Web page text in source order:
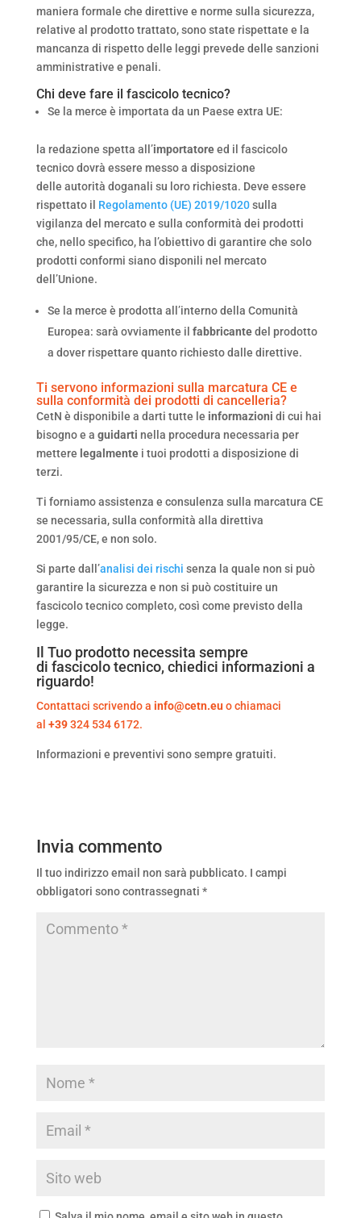
maniera formale che direttive e norme sulla sicurezza,
relative al prodotto trattato, sono state rispettate e la
mancanza di rispetto delle leggi prevede delle sanzioni
amministrative e penali.
Chi deve fare il fascicolo tecnico?
Se la merce è importata da un Paese extra UE:
la redazione spetta all’importatoreed il fascicolo
tecnico dovrà essere messo a disposizione
delle autorità doganali su loro richiesta. Deve essere
rispettato il Regolamento (UE) 2019/1020sulla
vigilanza del mercato e sulla conformità dei prodotti
che, nello specifico, ha l’obiettivo di garantire che solo
prodotti conformi siano disponili nel mercato
dell’Unione.
Se la merce è prodotta all’interno della Comunità
Europea: sarà ovviamente il fabbricantedel prodotto
a dover rispettare quanto richiesto dalle direttive.
Ti servono informazioni sulla marcatura CE e
sulla conformità dei prodotti di cancelleria?
CetN è disponibile a darti tutte le informazioni di cui hai
bisogno e a guidarti nella procedura necessaria per
mettere legalmentei tuoi prodotti a disposizione di
terzi.
Ti forniamo assistenza e consulenza sulla marcatura CE
se necessaria, sulla conformità alla direttiva
2001/95/CE, e non solo.
Si parte dall’analisi dei rischi senza la quale non si può
garantire la sicurezza e non si può costituire un
fascicolo tecnico completo, così come previsto della
legge.
Il Tuo prodotto necessita sempre
di fascicolo tecnico, chiedici informazioni a
riguardo!
Contattaci scrivendo a info@cetn.euo chiamaci
al +39324 534 6172.
Informazioni e preventivi sono sempre gratuiti.
Invia commento
Il tuo indirizzo email non sarà pubblicato. I campi
obbligatori sono contrassegnati *